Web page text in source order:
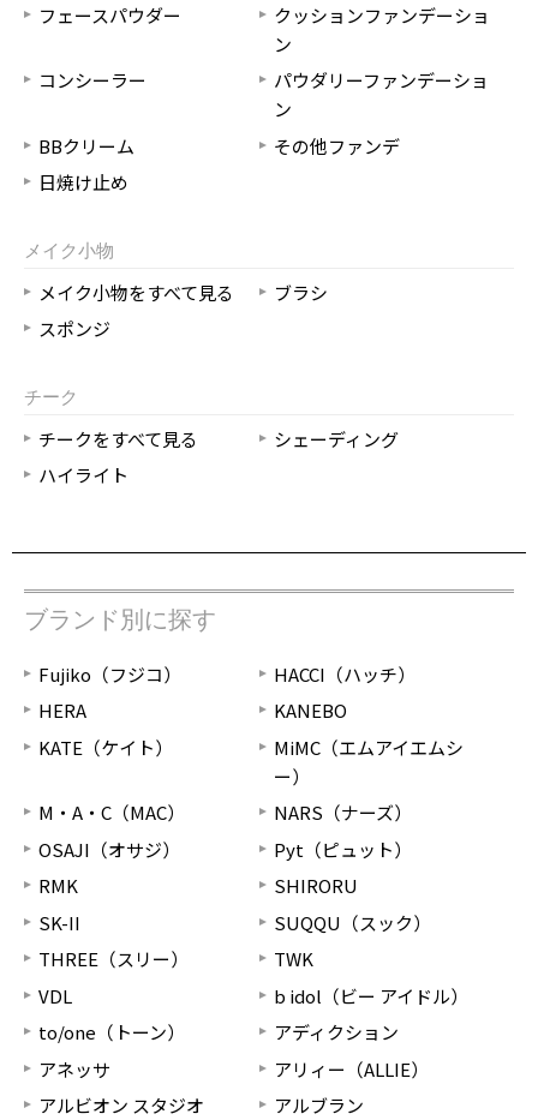
フェースパウダー
クッションファンデーショ
ン
コンシーラー
パウダリーファンデーショ
ン
BBクリーム
その他ファンデ
日焼け止め
メイク小物
メイク小物をすべて見る
ブラシ
スポンジ
チーク
チークをすべて見る
シェーディング
ハイライト
ブランド別に探す
Fujiko（フジコ）
HACCI（ハッチ）
HERA
KANEBO
KATE（ケイト）
MiMC（エムアイエムシ
ー）
M・A・C（MAC）
NARS（ナーズ）
OSAJI（オサジ）
Pyt（ピュット）
RMK
SHIRORU
SK-II
SUQQU（スック）
THREE（スリー）
TWK
VDL
b idol（ビー アイドル）
to/one（トーン）
アディクション
アネッサ
アリィー（ALLIE）
アルビオン スタジオ
アルブラン